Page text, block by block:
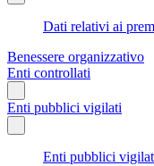
Dati relativi ai
Benessere organizzativo
Enti controllati
Enti pubblici vigilati
Enti pubblici